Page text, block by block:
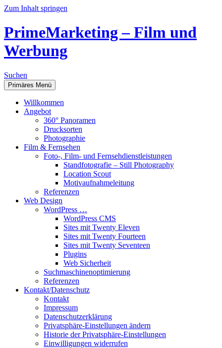
Zum Inhalt springen
PrimeMarketing – Film und
Werbung
Suchen
Primäres Menü
Willkommen
Angebot
360° Panoramen
Drucksorten
Photographie
Film & Fernsehen
Foto-, Film- und Fernsehdienstleistungen
Standfotografie – Still Photography
Location Scout
Motivaufnahmeleitung
Referenzen
Web Design
WordPress …
WordPress CMS
Sites mit Twenty Eleven
Sites mit Twenty Fourteen
Sites mit Twenty Seventeen
Plugins
Web Sicherheit
Suchmaschinenoptimierung
Referenzen
Kontakt/Datenschutz
Kontakt
Impressum
Datenschutzerklärung
Privatsphäre-Einstellungen ändern
Historie der Privatsphäre-Einstellungen
Einwilligungen widerrufen